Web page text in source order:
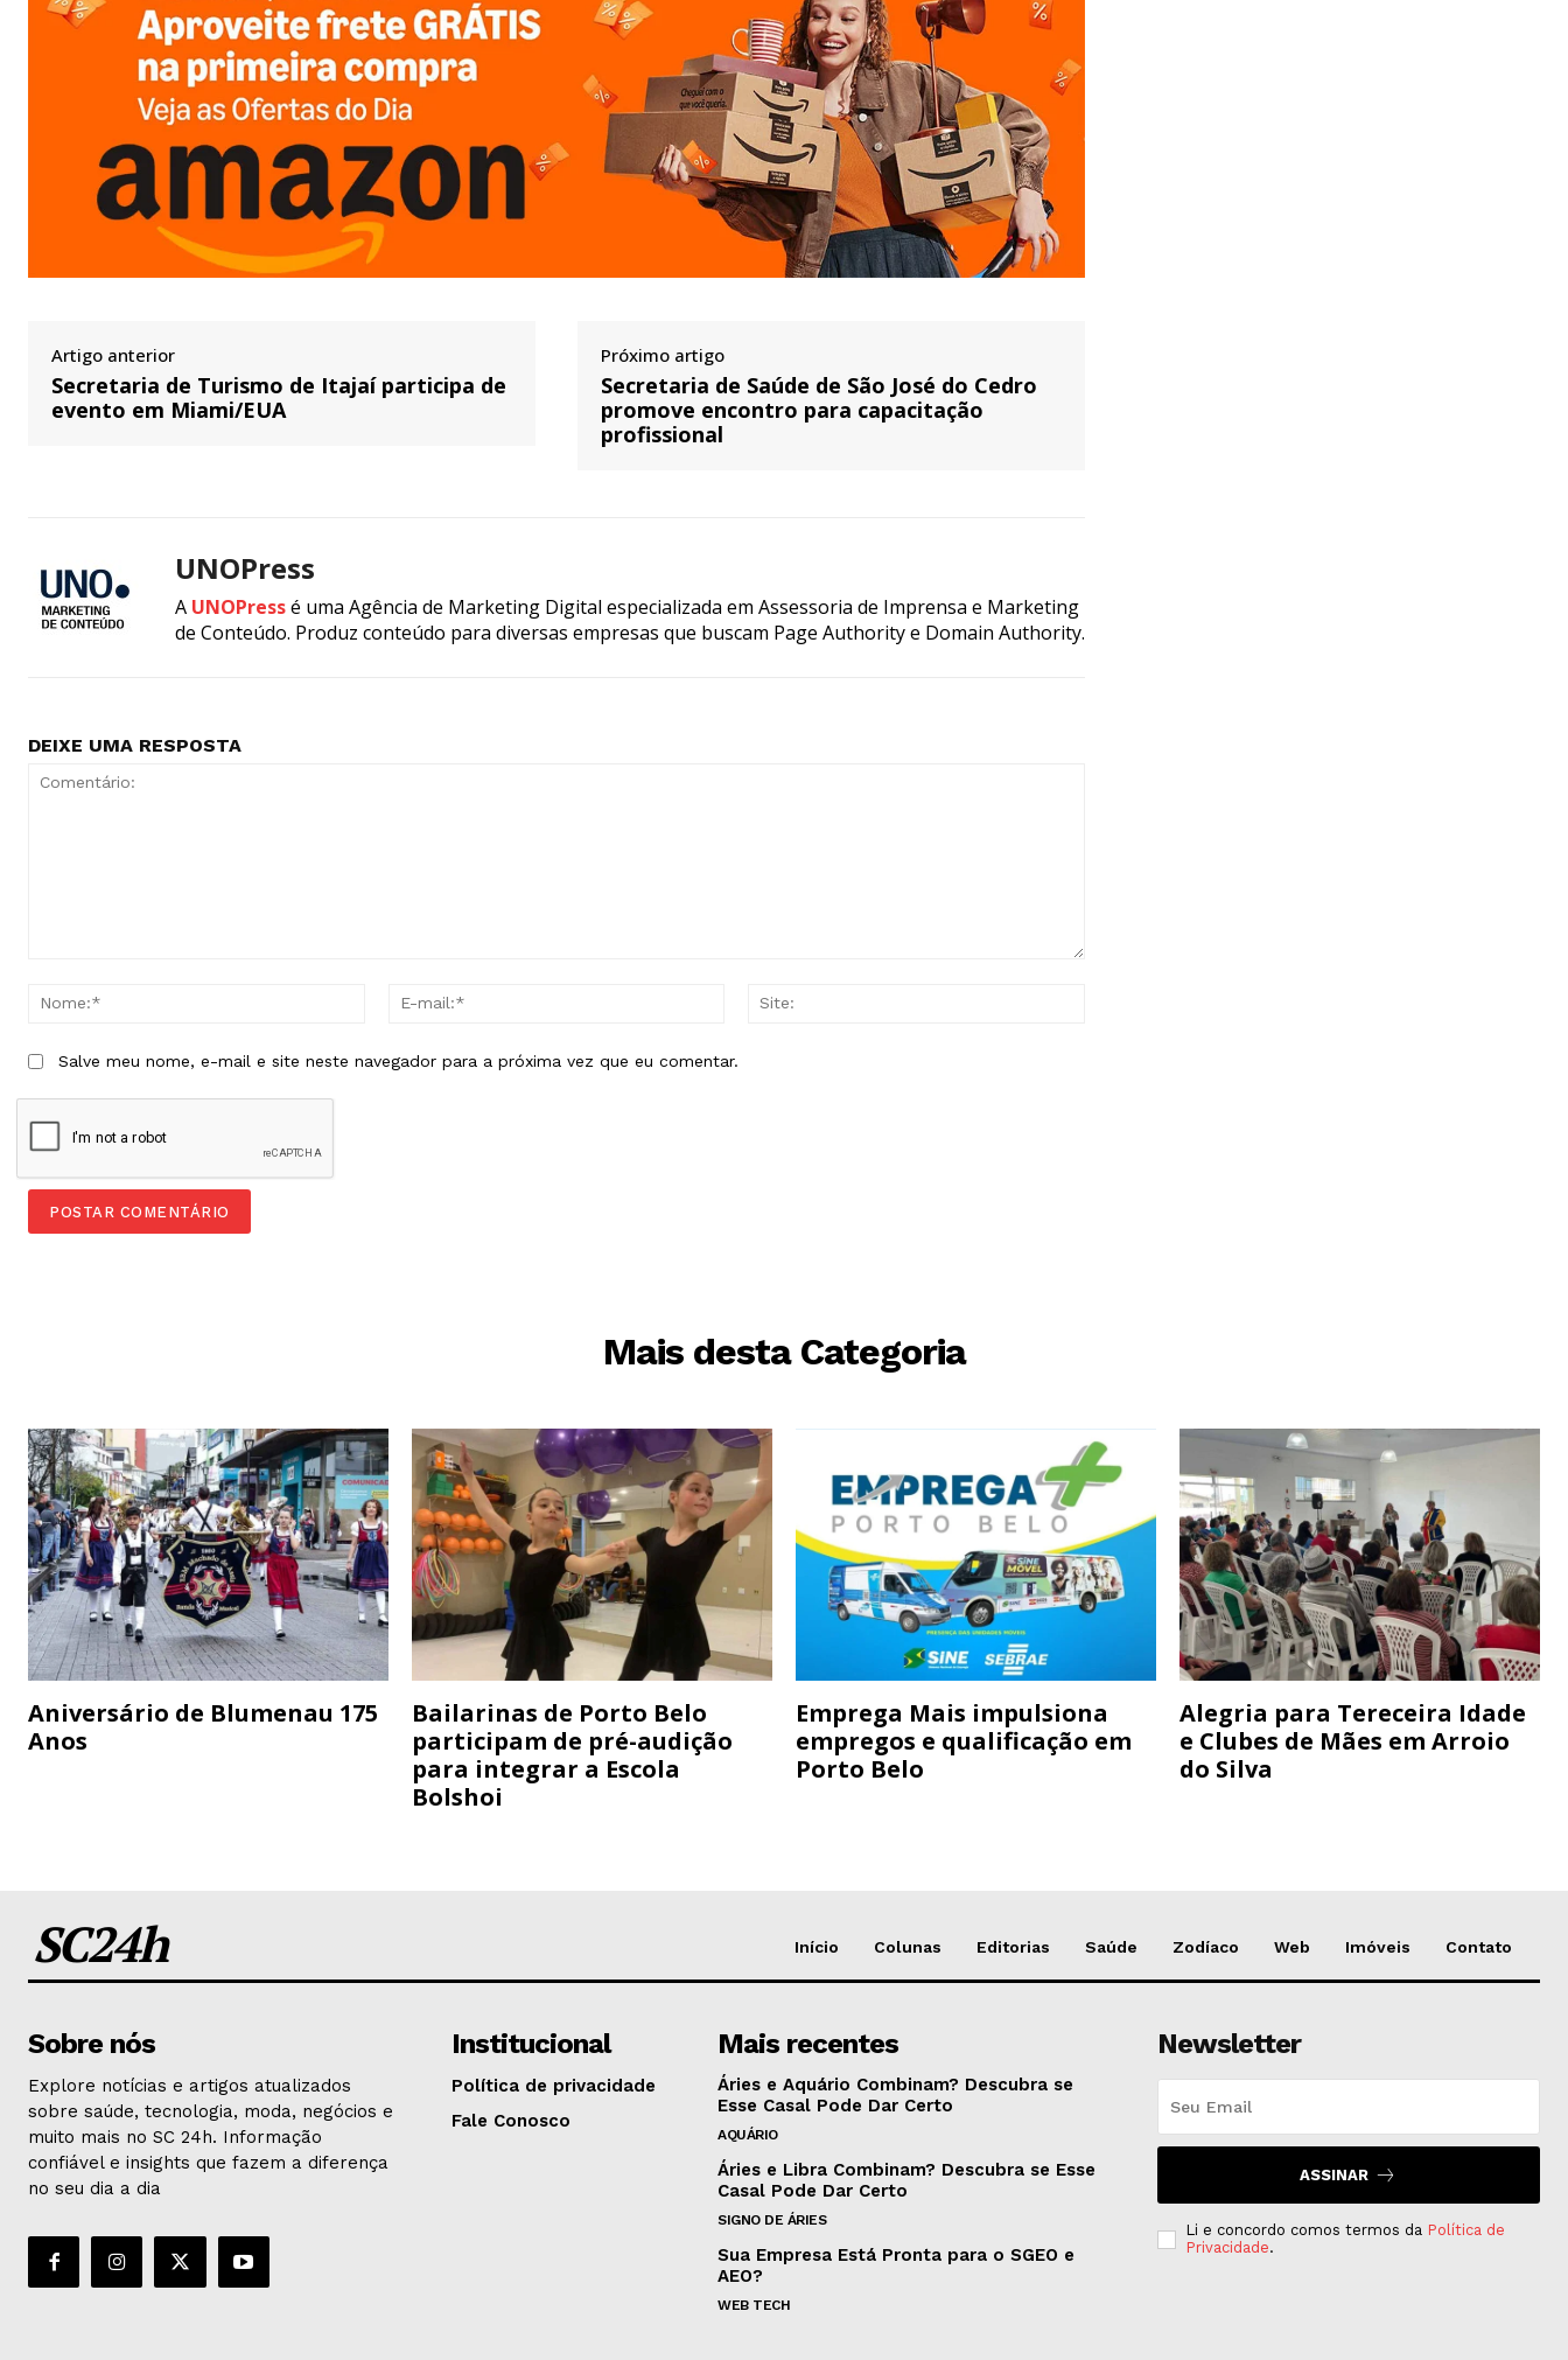
Artigo anterior
Secretaria de Turismo de Itajaí participa de
evento em Miami/EUA
Próximo artigo
Secretaria de Saúde de São José do Cedro
promove encontro para capacitação
profissional
UNOPress
A UNOPressé uma Agência de Marketing Digital especializada em Assessoria de Imprensa e Marketing
de Conteúdo. Produz conteúdo para diversas empresas que buscam Page Authority e Domain Authority.
DEIXE UMA RESPOSTA
Nome:*
Salve meu nome, e-mail e site neste navegador para a próxima vez que eu comentar.
Mais desta Categoria
Aniversário de Blumenau 175
Anos
Bailarinas de Porto Belo
participam de pré-audição
para integrar a Escola
Bolshoi
Emprega Mais impulsiona
empregos e qualificação em
Porto Belo
Alegria para Tereceira Idade
e Clubes de Mães em Arroio
do Silva
SC24h Início Colunas Editorias Saúde Zodíaco Web Imóveis Contato
Sobre nós
Explore notícias e artigos atualizados
sobre saúde, tecnologia, moda, negócios e
muito mais no SC 24h. Informação
confiável e insights que fazem a diferença
no seu dia a dia
Institucional
Política de privacidade
Fale Conosco
Mais recentes
Áries e Aquário Combinam? Descubra se
Esse Casal Pode Dar Certo
AQUÁRIO
Áries e Libra Combinam? Descubra se Esse
Casal Pode Dar Certo
SIGNO DE ÁRIES
Sua Empresa Está Pronta para o SGEO e
AEO?
WEB TECH
Newsletter
ASSINAR
Li e concordo comos termos da Política de
Privacidade.